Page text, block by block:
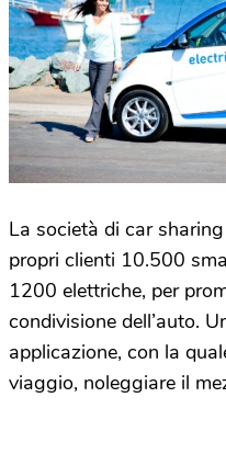
La società di car
propri clienti 10.500
1200 elettriche, per
condivisione dell’auto.
applicazione, con la
viaggio, noleggiare il